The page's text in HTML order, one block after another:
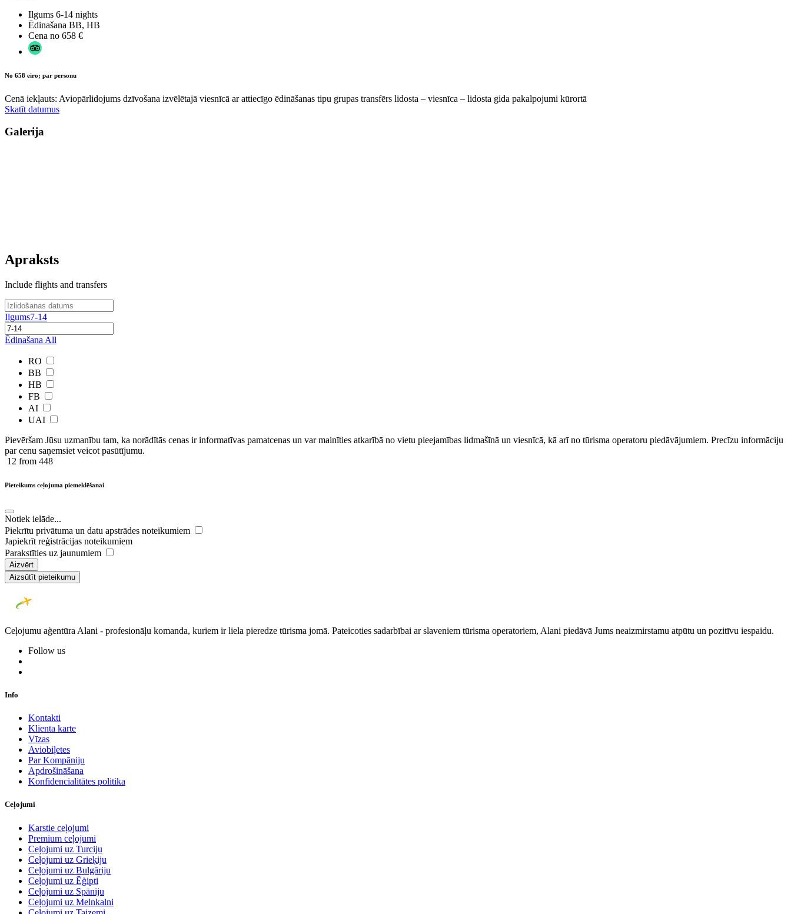
Ilgums 6-14 nights
Ēdinašana BB, HB
Cena no 658 €
No 658 eiro; par personu
Cenā iekļauts: Aviopārlidojums dzīvošana izvēlētajā viesnīcā ar attiecīgo ēdināšanas tipu grupas transfērs lidosta – viesnīca – lidosta gida pakalpojumi kūrortā
Skatīt datumus
Galerija
Apraksts
Include flights and transfers
Ilgums7-14
Ēdinašana All
RO
BB
HB
FB
AI
UAI
Pievēršam Jūsu uzmanību tam, ka norādītās cenas ir ​informatīvas ​pamatcenas un var mainīties atkarībā ​no ​vietu pieejamības lidmašīnā un viesnīcā, kā arī no tūrisma operatoru piedāvājumiem. Precīzu informāciju
par cenu saņemsiet veicot pasūtījumu.
12 from 448
Pieteikums ceļojuma piemeklēšanai
Notiek ielāde...
Piekrītu privātuma un datu apstrādes noteikumiem
Japiekrīt reģistrācijas noteikumiem
Parakstīties uz jaunumiem
Aizvērt
Aizsūtīt pieteikumu
Ceļojumu aģentūra Alani - profesionāļu komanda, kuriem ir liela pieredze tūrisma jomā. Pateicoties sadarbībai ar slaveniem tūrisma operatoriem, Alani piedāvā Jums neaizmirstamu atpūtu un pozitīvu iespaidu.
Follow us
Info
Kontakti
Klienta karte
Vīzas
Aviobiļetes
Par Kompāniju
Apdrošināšana
Konfidencialitātes politika
Ceļojumi
Karstie ceļojumi
Premium ceļojumi
Ceļojumi uz Turciju
Ceļojumi uz Grieķiju
Ceļojumi uz Bulgāriju
Ceļojumi uz Ēģipti
Ceļojumi uz Spāniju
Ceļojumi uz Melnkalni